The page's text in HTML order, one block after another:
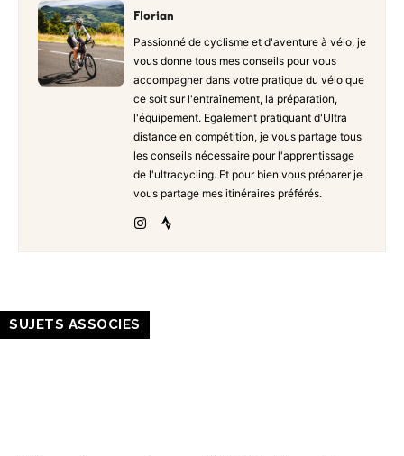
Florian
Passionné de cyclisme et d'aventure à vélo, je
vous donne tous mes conseils pour vous
accompagner dans votre pratique du vélo que
ce soit sur l'entraînement, la préparation,
l'équipement. Egalement pratiquant d'Ultra
distance en compétition, je vous partage tous
les conseils nécessaire pour l'apprentissage
de l'ultracycling. Et pour bien vous préparer je
vous partage mes itinéraires préférés.
SUJETS ASSOCIES